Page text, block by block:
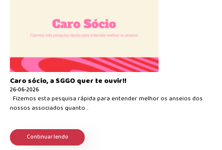
Caro sócio, a SGGO quer te ouvir!!
26-06-2026
Fizemos esta pesquisa rápida para entender melhor os anseios dos
nossos associados quanto...
Continuar lendo